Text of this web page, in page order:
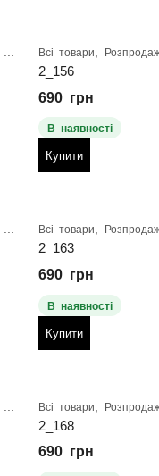
Всі товари Розпродаж
2_156
690 грн
В наявності
Купити
Всі товари Розпродаж
2_163
690 грн
В наявності
Купити
Всі товари Розпродаж
2_168
690 грн